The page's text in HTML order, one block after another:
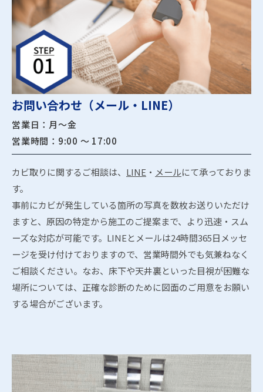
お問い合わせ（メール・LINE）
営業日：月～金
営業時間：9:00 ～ 17:00
カビ取りに関するご相談は、 LINE ・ メールにて承っておりま
す。
事前にカビが発生している箇所の写真を数枚お送りいただけ
ますと、原因の特定から施工のご提案まで、より迅速・スム
ーズな対応が可能です。LINEとメールは24時間365日メッセ
ージを受け付けておりますので、営業時間外でも気兼ねなく
ご相談ください。なお、床下や天井裏といった目視が困難な
場所については、正確な診断のために図面のご用意をお願い
する場合がございます。